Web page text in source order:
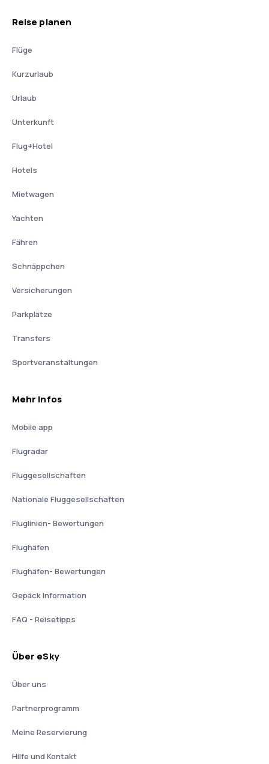
Reise planen
Flüge
Kurzurlaub
Urlaub
Unterkunft
Flug+Hotel
Hotels
Mietwagen
Yachten
Fähren
Schnäppchen
Versicherungen
Parkplätze
Transfers
Sportveranstaltungen
Mehr Infos
Mobile app
Flugradar
Fluggesellschaften
Nationale Fluggesellschaften
Fluglinien- Bewertungen
Flughäfen
Flughäfen- Bewertungen
Gepäck Information
FAQ - Reisetipps
Über eSky
Über uns
Partnerprogramm
Meine Reservierung
Hilfe und Kontakt